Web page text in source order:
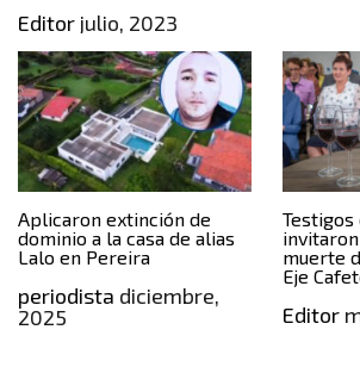
Editor julio, 2023
Aplicaron extinción de
dominio a la casa de alias
Lalo en Pereira
periodista diciembre,
2025
Testigos
muerte
Eje
Editor